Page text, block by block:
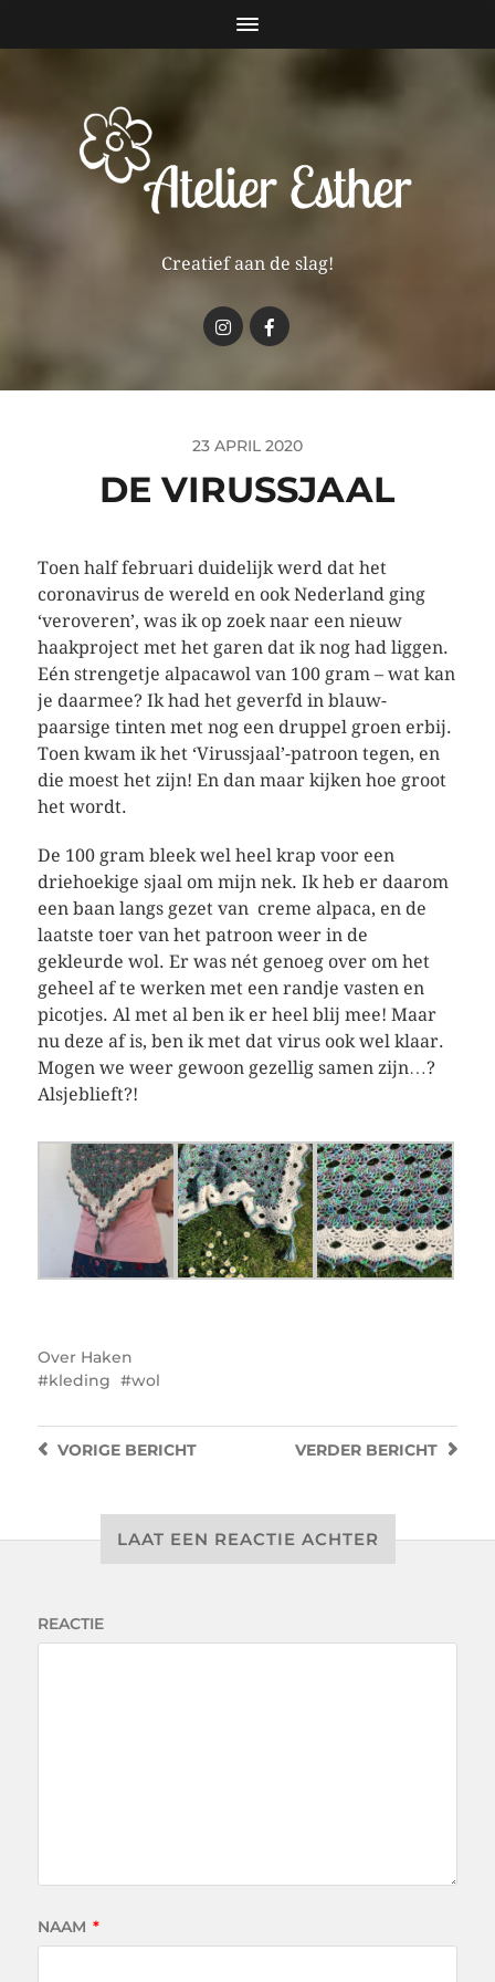
Creatief aan de slag!
23 APRIL 2020
DE VIRUSSJAAL
Toen half februari duidelijk werd dat het
coronavirus de wereld en ook Nederland ging
‘veroveren’, was ik op zoek naar een nieuw
haakproject met het garen dat ik nog had liggen.
Eén strengetje alpacawol van 100 gram – wat kan
je daarmee? Ik had het geverfd in blauw-
paarsige tinten met nog een druppel groen erbij.
Toen kwam ik het ‘Virussjaal’-patroon tegen, en
die moest het zijn! En dan maar kijken hoe groot
het wordt.
De 100 gram bleek wel heel krap voor een
driehoekige sjaal om mijn nek. Ik heb er daarom
een baan langs gezet van creme alpaca, en de
laatste toer van het patroon weer in de
gekleurde wol. Er was nét genoeg over om het
geheel af te werken met een randje vasten en
picotjes. Al met al ben ik er heel blij mee! Maar
nu deze af is, ben ik met dat virus ook wel klaar.
Mogen we weer gewoon gezellig samen zijn…?
Alsjeblieft?!
Over Haken
kleding
wol
VERDER BERICHT
VORIGEBERICHT
LAAT EEN REACTIE ACHTER
REACTIE
NAAM *